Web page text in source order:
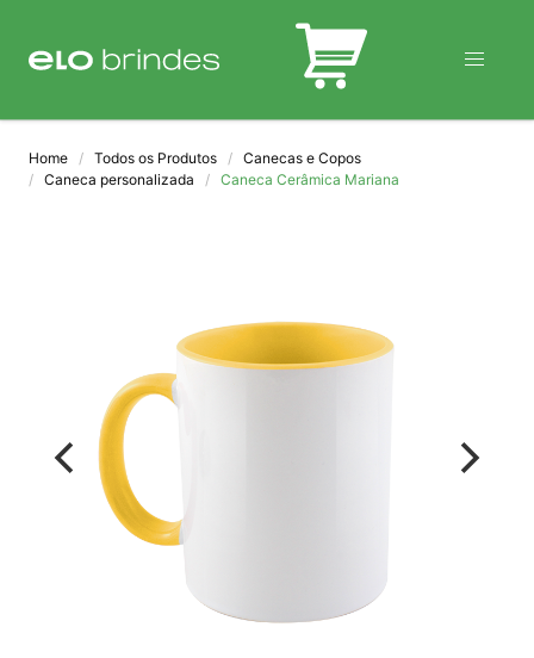
BLOG
Home Todos os Produtos
Canecas e Copos
Caneca personalizada
Caneca Cerâmica Mariana